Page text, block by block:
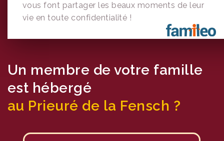
vous font partager les beaux moments de leur
vie en toute confidentialité !
Un membre de votre famille
est hébergé
au Prieuré de la Fensch ?